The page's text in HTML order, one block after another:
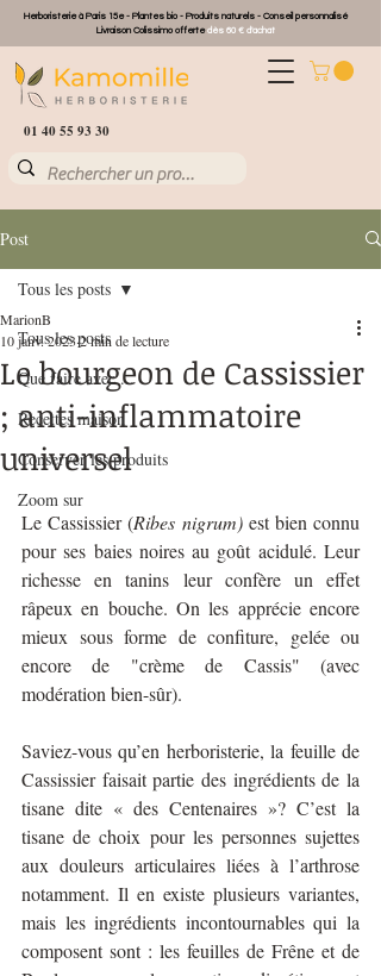
Herboristerie à Paris 15e - Plantes bio - Produits naturels - Conseil personnalisé
Livraison Colissimo offertedès 60 € d'achat
01 40 55 93 30
Post
Tous les posts
Que faire avec ...
Recettes maison
Conserver les produits
Zoom sur
Tous les posts
Le bourgeon de Cassissier
; anti-inflammatoire
universel
MarionB
10 janv. 2023 2 min de lecture
Le Cassissier (Ribes nigrum) est bien connu
pour ses baies noires au goût acidulé. Leur
richesse en tanins leur confère un effet
râpeux en bouche. On les apprécie encore
mieux sous forme de confiture, gelée ou
encore de "crème de Cassis" (avec
modération bien-sûr).
Saviez-vous qu’en herboristerie, la feuille de
Cassissier faisait partie des ingrédients de la
tisane dite « des Centenaires »? C’est la
tisane de choix pour les personnes sujettes
aux douleurs articulaires liées à l’arthrose
notamment. Il en existe plusieurs variantes,
mais les ingrédients incontournables qui la
composent sont : les feuilles de Frêne et de